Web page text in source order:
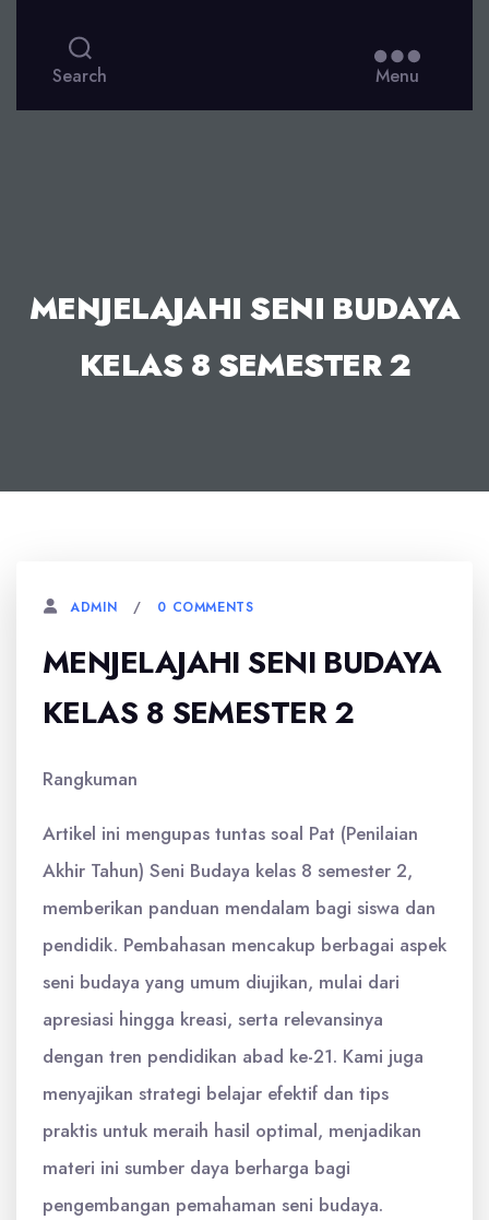
Search Menu
MENJELAJAHI SENI BUDAYA
KELAS 8 SEMESTER 2
ADMIN 0 COMMENTS
MENJELAJAHI SENI BUDAYA
KELAS 8 SEMESTER 2
Rangkuman
Artikel ini mengupas tuntas soal Pat (Penilaian
Akhir Tahun) Seni Budaya kelas 8 semester 2,
memberikan panduan mendalam bagi siswa dan
pendidik. Pembahasan mencakup berbagai aspek
seni budaya yang umum diujikan, mulai dari
apresiasi hingga kreasi, serta relevansinya
dengan tren pendidikan abad ke-21. Kami juga
menyajikan strategi belajar efektif dan tips
praktis untuk meraih hasil optimal, menjadikan
materi ini sumber daya berharga bagi
pengembangan pemahaman seni budaya.